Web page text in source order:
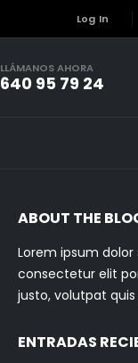
Log In
LLÁMANOS AHORA
640 95 79 24
ABOUT THE
Lorem ipsum
consectetur elit
justo, volutpat
ENTRADAS